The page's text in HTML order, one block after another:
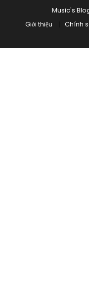
Music's
Giới thiệu
Chính